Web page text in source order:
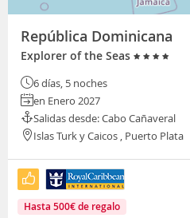
República Dominicana
Explorer of the Seas
6 días, 5 noches
en Enero 2027
Salidas desde: Cabo Cañaveral
Islas Turk y Caicos , Puerto Plata
Hasta 500€de regalo